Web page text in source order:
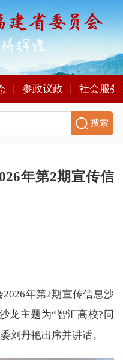
参政议政 社会服务
搜索
年第2期宣传信
年第2期宣传信息沙
龙主题为“智汇高校?同
刘丹艳出席并讲话。